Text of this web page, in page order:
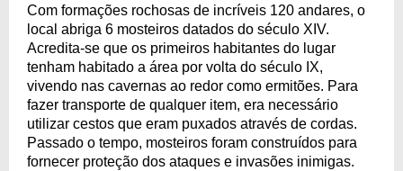
Com formações rochosas de incríveis 120 andares, o
local abriga 6 mosteiros datados do século XIV.
Acredita-se que os primeiros habitantes do lugar
tenham habitado a área por volta do século IX,
vivendo nas cavernas ao redor como ermitões. Para
fazer transporte de qualquer item, era necessário
utilizar cestos que eram puxados através de cordas.
Passado o tempo, mosteiros foram construídos para
fornecer proteção dos ataques e invasões inimigas.